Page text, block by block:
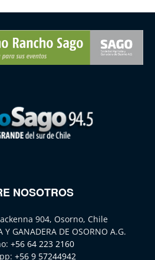
NOSOTROS
904, Osorno, Chile
Y GANADERA DE OSORNO A.G.
+56 64 223 2160
+56 9 57244942